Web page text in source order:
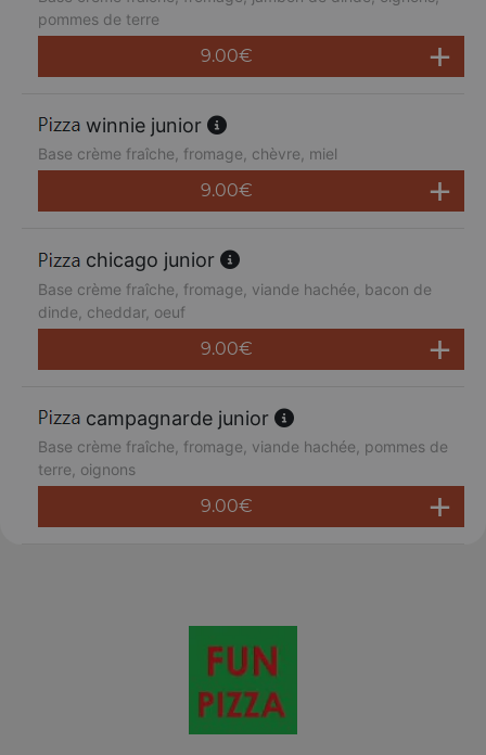
pommes de terre
9.00€
winnie junior
Base crème fraîche, fromage, chèvre, miel
9.00€
chicago junior
Base crème fraîche, fromage, viande hachée, bacon de
dinde, cheddar, oeuf
9.00€
campagnarde junior
Base crème fraîche, fromage, viande hachée, pommes de
terre, oignons
9.00€